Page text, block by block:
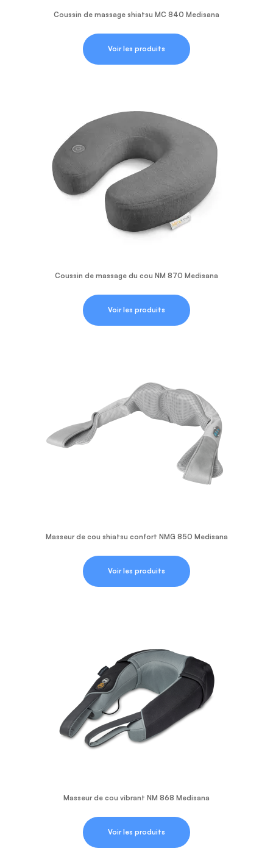
Coussin de massage shiatsu MC 840 Medisana
Voir les produits
Coussin de massage du cou NM 870 Medisana
Voir les produits
Masseur de cou shiatsu confort NMG 850 Medisana
Voir les produits
Masseur de cou vibrant NM 868 Medisana
Voir les produits